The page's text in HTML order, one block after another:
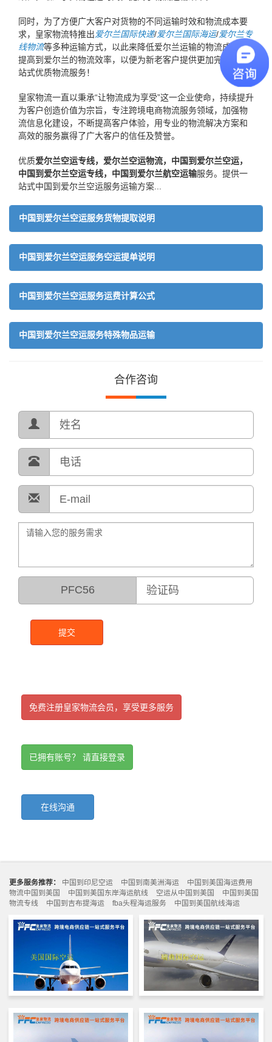
同时，为了方便广大客户对货物的不同运输时效和物流成本要
求，皇家物流特推出爱尔兰国际快递/爱尔兰国际海运/爱尔兰专
线物流等多种运输方式，以此来降低爱尔兰运输的物流成本，
提高到爱尔兰的物流效率，以便为新老客户提供更加完善的一
站式优质物流服务！
皇家物流一直以秉承“让物流成为享受”这一企业使命，持续提升
为客户创造价值为宗旨，专注跨境电商物流服务领域，加强物
流信息化建设，不断提高客户体验，用专业的物流解决方案和
高效的服务赢得了广大客户的信任及赞誉。
优质爱尔兰空运专线，爱尔兰空运物流，中国到爱尔兰空运，
中国到爱尔兰空运专线，中国到爱尔兰航空运输服务。提供一
站式中国到爱尔兰空运服务运输方案...
中国到爱尔兰空运服务货物提取说明
中国到爱尔兰空运服务空运提单说明
中国到爱尔兰空运服务运费计算公式
中国到爱尔兰空运服务特殊物品运输
合作咨询
PFC56
提交
免费注册皇家物流会员，享受更多服务
已拥有账号？ 请直接登录
在线沟通
更多服务推荐： 中国到印尼空运 中国到南美洲海运
中国到美国海运费用
物流中国到美国
中国到美国东岸海运航线 空运从中国到美国
中国到美国
物流专线
中国到吉布提海运 fba头程海运服务 中国到美国航线海运